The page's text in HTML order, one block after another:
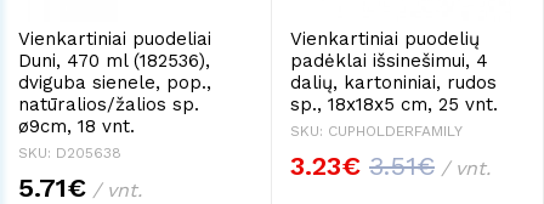
Vienkartiniai puodeliai
Duni, 470 ml (182536),
dviguba sienele, pop.,
natūralios/žalios sp.
ø9cm, 18 vnt.
SKU: D205638
5.71€ / vnt.
Vienkartiniai puodelių
padėklai išsinešimui, 4
dalių, kartoniniai, rudos
sp., 18x18x5 cm, 25 vnt.
SKU: CUPHOLDERFAMILY
3.23€ 3.51€ / vnt.